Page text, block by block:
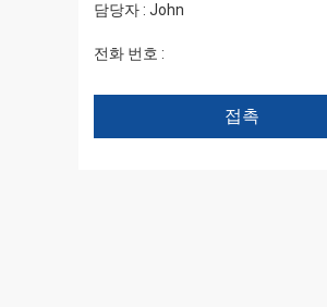
담당자 : John
전화 번호 :
접촉